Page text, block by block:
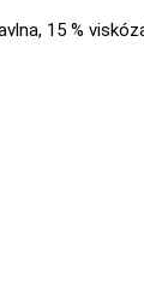
15 %